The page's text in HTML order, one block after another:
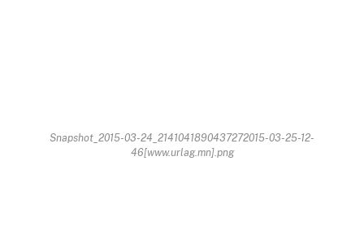
Snapshot_2015-03-24_2141041890437272015-03-25-12-
46[www.urlag.mn].png